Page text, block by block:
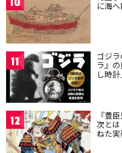
に海
11 ゴジ
ラ』
し時
12 『豊
次と
ねた